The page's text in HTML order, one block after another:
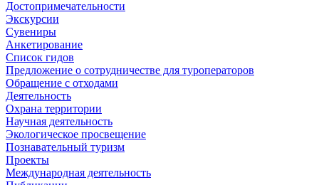
Достопримечательности
Экскурсии
Сувениры
Анкетирование
Список гидов
Предложение о сотрудничестве для туроператоров
Обращение с отходами
Деятельность
Охрана территории
Научная деятельность
Экологическое просвещение
Познавательный туризм
Проекты
Международная деятельность